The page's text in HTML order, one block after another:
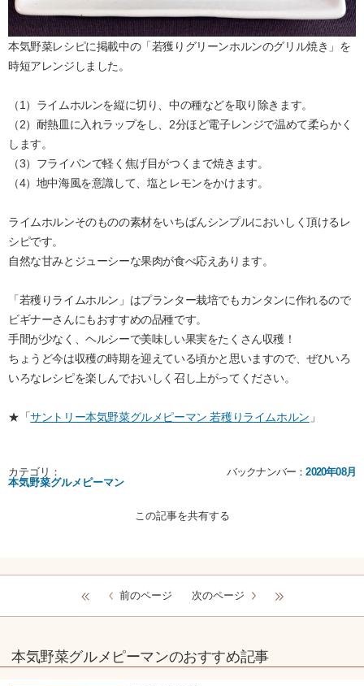
本気野菜レシピに掲載中の「若獲りグリーンホルンのグリル焼き」を
時短アレンジしました。
（1）ライムホルンを縦に切り、中の種などを取り除きます。
（2）耐熱皿に入れラップをし、2分ほど電子レンジで温めて柔らかく
します。
（3）フライパンで軽く焦げ目がつくまで焼きます。
（4）地中海風を意識して、塩とレモンをかけます。
ライムホルンそのものの素材をいちばんシンプルにおいしく頂けるレ
シピです。
自然な甘みとジューシーな果肉が食べ応えあります。
「若穫りライムホルン」はプランター栽培でもカンタンに作れるので
ビギナーさんにもおすすめの品種です。
手間が少なく、ヘルシーで美味しい果実をたくさん収穫！
ちょうど今は収穫の時期を迎えている頃かと思いますので、ぜひいろ
いろなレシピを楽しんでおいしく召し上がってください。
★「サントリー本気野菜グルメピーマン 若穫りライムホルン 」
カテゴリ：
本気野菜グルメピーマン
バックナンバー：2020年08月
この記事を共有する
前のページ 次のページ
本気野菜グルメピーマンのおすすめ記事